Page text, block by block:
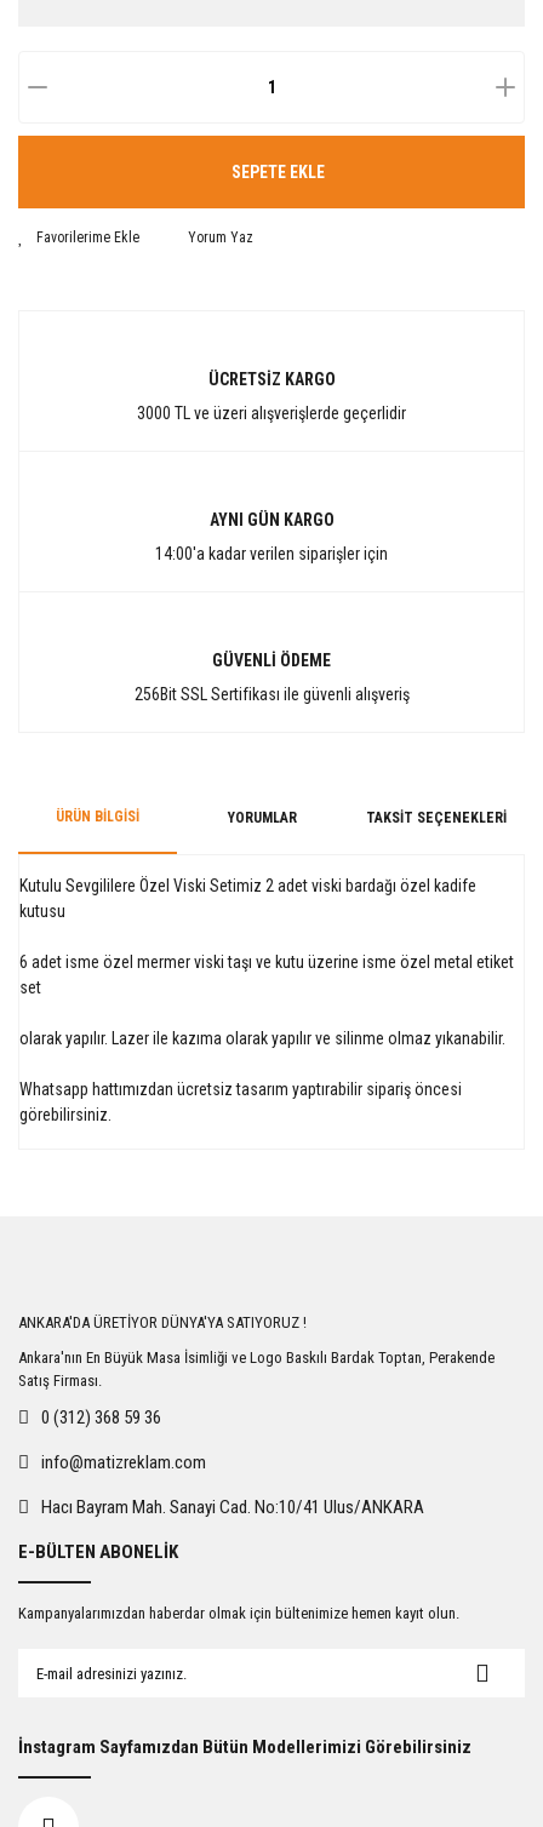
SEPETE EKLE
Yorum Yaz
ÜCRETSİZ KARGO
3000 TL ve üzeri alışverişlerde geçerlidir
AYNI GÜN KARGO
14:00'a kadar verilen siparişler için
GÜVENLİ ÖDEME
256Bit SSL Sertifikası ile güvenli alışveriş
ÜRÜN BILGISI YORUMLAR TAKSIT SEÇENEKLERI
Kutulu Sevgililere Özel Viski Setimiz 2 adet viski bardağı özel kadife
kutusu
6 adet isme özel mermer viski taşı ve kutu üzerine isme özel metal etiket
set
olarak yapılır. Lazer ile kazıma olarak yapılır ve silinme olmaz yıkanabilir.
Whatsapp hattımızdan ücretsiz tasarım yaptırabilir sipariş öncesi
görebilirsiniz.
ANKARA'DA ÜRETİYOR DÜNYA'YA SATIYORUZ !
Ankara'nın En Büyük Masa İsimliği ve Logo Baskılı Bardak Toptan, Perakende
Satış Firması.
0 (312) 368 59 36
info@matizreklam.com
Hacı Bayram Mah. Sanayi Cad. No:10/41 Ulus/ANKARA
E-BÜLTEN ABONELİK
Kampanyalarımızdan haberdar olmak için bültenimize hemen kayıt olun.
İnstagram Sayfamızdan Bütün Modellerimizi Görebilirsiniz